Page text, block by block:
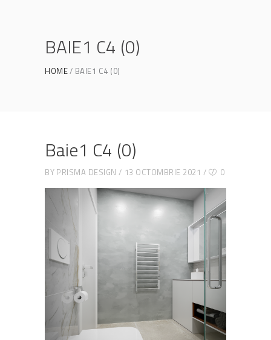
BAIE1 C4 (0)
HOME BAIE1 C4 (0)
Baie1 C4 (0)
BY PRISMA DESIGN 13 OCTOMBRIE 2021 0